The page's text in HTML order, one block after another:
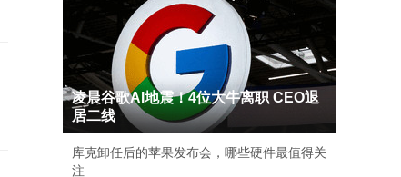
凌晨谷歌AI地震！4位大牛离职 CEO退
居二线
库克卸任后的苹果发布会，哪些硬件最值得关
注